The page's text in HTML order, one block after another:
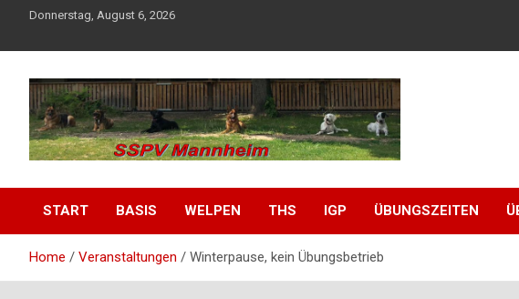
Donnerstag, August 6, 2026
SSPV Mannheim
START BASIS WELPEN THS IGP ÜBUNGSZEITEN
Home Veranstaltungen Winterpause, kein Übungsbetrieb